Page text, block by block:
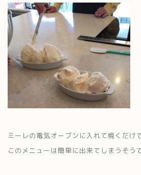
ミーレの電気オーブンに入れて焼くだけ
このメニューは簡単に出来てしまうそう